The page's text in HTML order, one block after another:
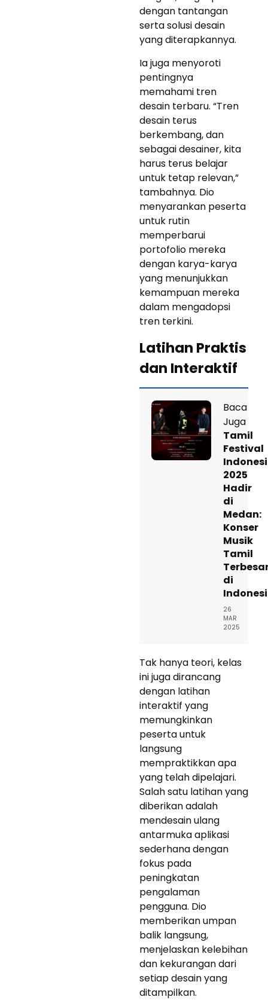
dengan tantangan
serta solusi desain
yang diterapkannya.
Ia juga menyoroti
pentingnya
memahami tren
desain terbaru. “Tren
desain terus
berkembang, dan
sebagai desainer, kita
harus terus belajar
untuk tetap relevan,”
tambahnya. Dio
menyarankan peserta
untuk rutin
memperbarui
portofolio mereka
dengan karya-karya
yang menunjukkan
kemampuan mereka
dalam mengadopsi
tren terkini.
Latihan Praktis
dan Interaktif
Baca
Juga
Tamil
Festival
2025
Hadir
di
Medan:
Konser
Musik
Tamil
di
26
MAR
2025
Tak hanya teori, kelas
ini juga dirancang
dengan latihan
interaktif yang
memungkinkan
peserta untuk
langsung
mempraktikkan apa
yang telah dipelajari.
Salah satu latihan yang
diberikan adalah
mendesain ulang
antarmuka aplikasi
sederhana dengan
fokus pada
peningkatan
pengalaman
pengguna. Dio
memberikan umpan
balik langsung,
menjelaskan kelebihan
dan kekurangan dari
setiap desain yang
ditampilkan.